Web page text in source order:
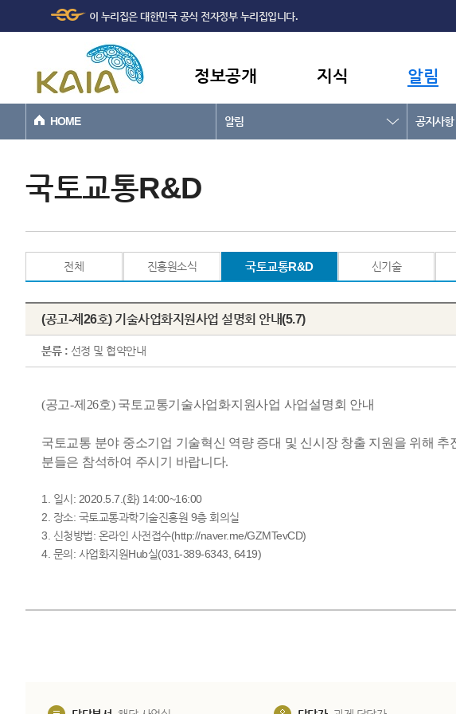
본문바로가기
이 누리집은 대한민국 공식 전자정부 누리집입니다.
정보공개 지식 알림
HOME 알림 공지사항
국토교통R&D
전체 진흥원소식 국토교통R&D 신기술
(공고-제26호) 기술사업화지원사업 설명회 안내(5.7)
분류 : 선정 및 협약안내
(​공고-제26호) 국토교통기술사업화지원사업 사업설명회 안내
국토교통 분야 중소기업 기술혁신 역량 증대 및 신시장 창출 지원을 위해
분들은 참석하여 주시기 바랍니다.
1. 일시: 2020.5.7.(화) 14:00~16:00
2. 장소: 국토교통과학기술진흥원 9층 회의실
3. 신청방법: 온라인 사전접수(http://naver.me/GZMTevCD)
4. 문의: 사업화지원Hub실(031-389-6343, 6419)